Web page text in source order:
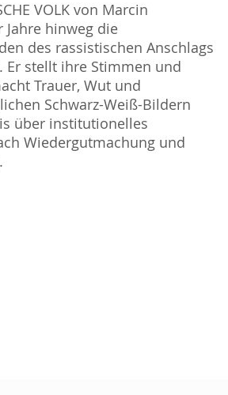
VOLK von Marcin
hinweg die
des rassistischen Anschlags
Er stellt ihre Stimmen und
Trauer, Wut und
Schwarz-Weiß-Bildern
über institutionelles
Wiedergutmachung und